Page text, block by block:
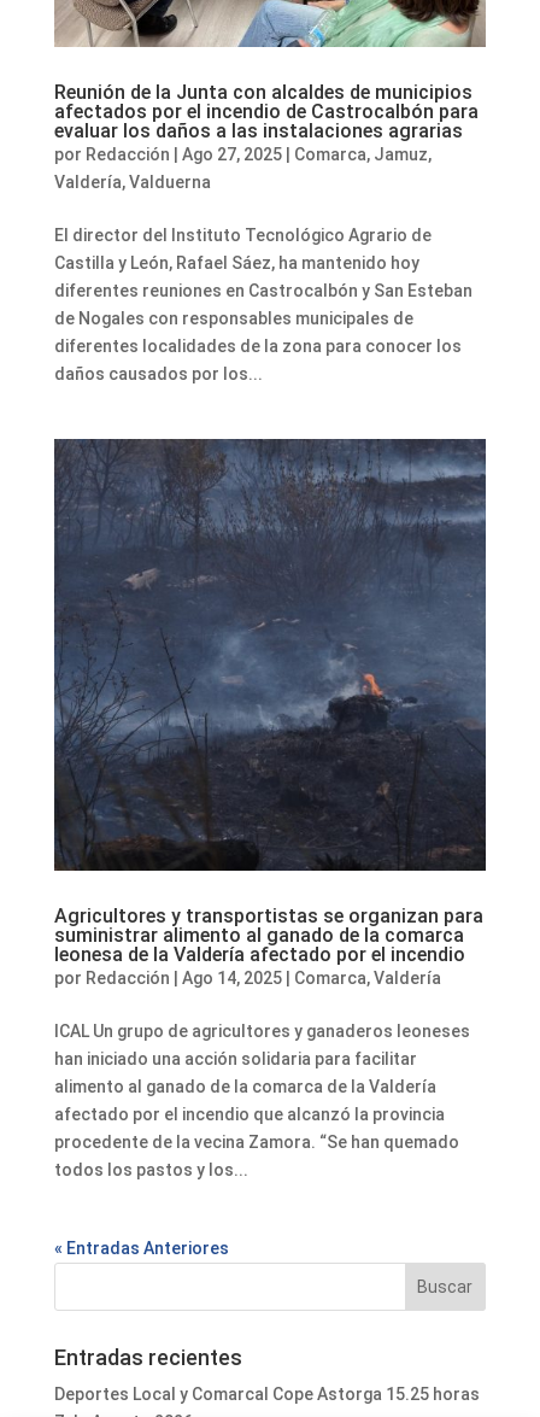
Reunión de la Junta con alcaldes de municipios
afectados por el incendio de Castrocalbón para
evaluar los daños a las instalaciones agrarias
por Redacción Ago 27, 2025| Comarca, Jamuz,
Valdería,Valduerna
El director del Instituto Tecnológico Agrario de
Castilla y León, Rafael Sáez, ha mantenido hoy
diferentes reuniones en Castrocalbón y San Esteban
de Nogales con responsables municipales de
diferentes localidades de la zona para conocer los
daños causados por los...
Agricultores y transportistas se organizan para
suministrar alimento al ganado de la comarca
leonesa de la Valdería afectado por el incendio
por Redacción Ago 14, 2025| Comarca,Valdería
ICAL Un grupo de agricultores y ganaderos leoneses
han iniciado una acción solidaria para facilitar
alimento al ganado de la comarca de la Valdería
afectado por el incendio que alcanzó la provincia
procedente de la vecina Zamora. “Se han quemado
todos los pastos y los...
« Entradas Anteriores
Entradas recientes
Deportes Local y Comarcal Cope Astorga 15.25 horas